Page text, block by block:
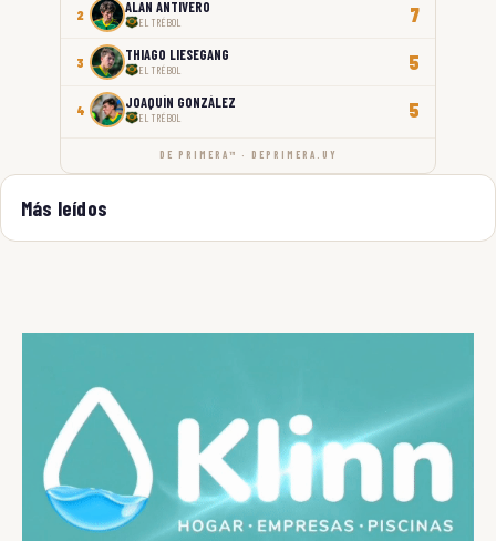
2 ALAN ANTIVERO
EL TRÉBOL 7
3 THIAGO LIESEGANG
EL TRÉBOL 5
4 JOAQUÍN GONZÁLEZ
EL TRÉBOL 5
DE PRIMERA™ · DEPRIMERA.UY
Más leídos